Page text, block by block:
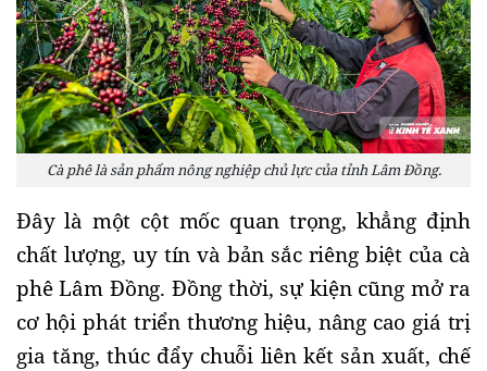
Cà phê là sản phẩm nông nghiệp chủ lực của tỉnh Lâm Đồng.
Đây là một cột mốc quan trọng, khẳng định
chất lượng, uy tín và bản sắc riêng biệt của cà
phê Lâm Đồng. Đồng thời, sự kiện cũng mở ra
cơ hội phát triển thương hiệu, nâng cao giá trị
gia tăng, thúc đẩy chuỗi liên kết sản xuất, chế